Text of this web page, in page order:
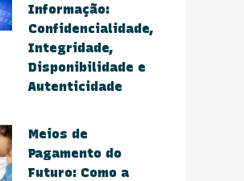
Informação:
Confidencialidade,
Integridade,
Disponibilidade e
Autenticidade
Meios de
Pagamento do
Futuro: Como a